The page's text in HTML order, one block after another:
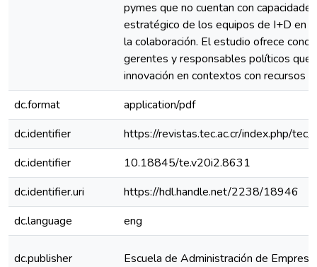
pymes que no cuentan con
estratégico de los equipos de I+D en
la colaboración. El estudio ofrece
gerentes y responsables políticos que
innovación en contextos con recursos
dc.format
application/pdf
dc.identifier
https://revistas.tec.ac.cr/index.php/
dc.identifier
10.18845/te.v20i2.8631
dc.identifier.uri
https://hdl.handle.net/2238/18946
dc.language
eng
dc.publisher Escuela de Administración de